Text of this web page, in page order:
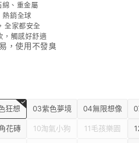
、重金屬
熱銷全球
全家都安全
，觸感好舒適
，使用不發臭
狂想 03紫色夢境 04無限想像
花磚 10淘氣小狗 11毛孩樂園